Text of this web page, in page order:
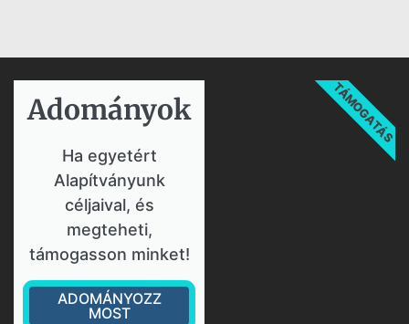
Adományok​
Ha egyetért
Alapítványunk
céljaival, és
megteheti,
támogasson minket!
ADOMÁNYOZZ
MOST
TÁMOGATÁS